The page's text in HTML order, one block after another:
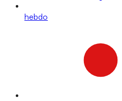
hebdo